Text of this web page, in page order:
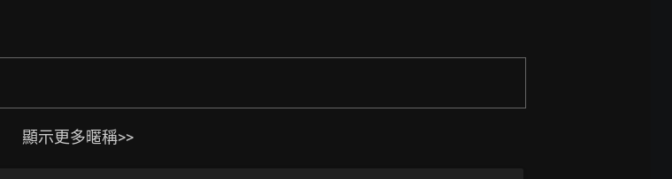
顯示更多暱稱>>